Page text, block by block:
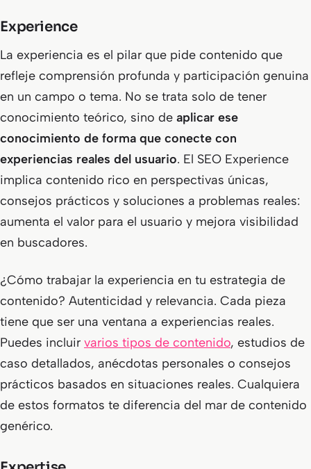
Experience
La experiencia es el pilar que pide contenido que
refleje comprensión profunda y participación genuina
en un campo o tema. No se trata solo de tener
conocimiento teórico, sino de aplicar ese
conocimiento de forma que conecte con
experiencias reales del usuario. El SEO Experience
implica contenido rico en perspectivas únicas,
consejos prácticos y soluciones a problemas reales:
aumenta el valor para el usuario y mejora visibilidad
en buscadores.
¿Cómo trabajar la experiencia en tu estrategia de
contenido? Autenticidad y relevancia. Cada pieza
tiene que ser una ventana a experiencias reales.
Puedes incluir varios tipos de contenido, estudios de
caso detallados, anécdotas personales o consejos
prácticos basados en situaciones reales. Cualquiera
de estos formatos te diferencia del mar de contenido
genérico.